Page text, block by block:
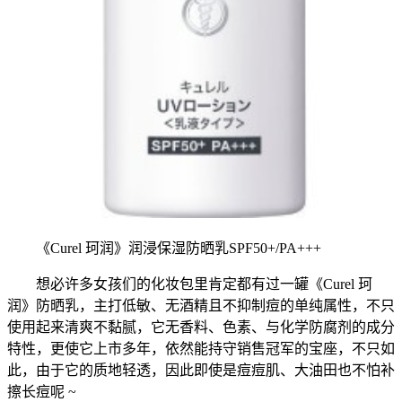
《Curel 珂润》润浸保湿防晒乳SPF50+/PA+++
想必许多女孩们的化妆包里肯定都有过一罐《Curel 珂
润》防晒乳，主打低敏、无酒精且不抑制痘的单纯属性，不只
使用起来清爽不黏腻，它无香料、色素、与化学防腐剂的成分
特性，更使它上市多年，依然能持守销售冠军的宝座，不只如
此，由于它的质地轻透，因此即使是痘痘肌、大油田也不怕补
擦长痘呢 ~